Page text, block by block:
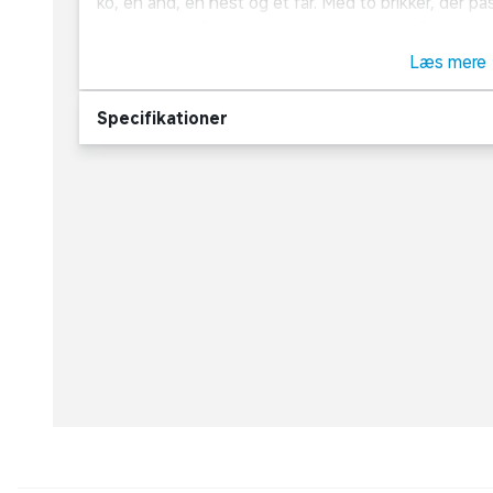
børnenes sproglige udvikling, når de skal sigeLæs mere
Specifikationer